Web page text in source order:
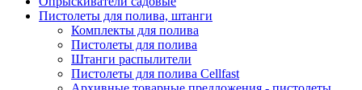
Пистолеты для полива, штанги
Комплекты для полива
Пистолеты для полива
Штанги распылители
Пистолеты для полива Cellfast